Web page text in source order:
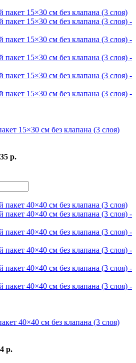
15×30 см без клапана (3 слоя)
35 р.
40×40 см без клапана (3 слоя)
р.